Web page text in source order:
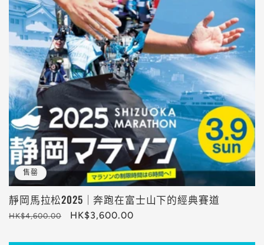
售罄
靜岡馬拉松2025｜奔跑在富士山下的經典賽道
定
HK$4,600.00
售
HK$3,600.00